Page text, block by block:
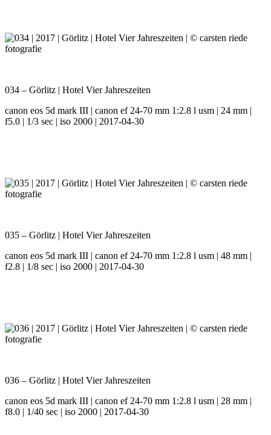
034 – Görlitz | Hotel Vier Jahreszeiten
canon eos 5d mark III | canon ef 24-70 mm 1:2.8 l usm | 24 mm |
f5.0 | 1/3 sec | iso 2000 | 2017-04-30
035 – Görlitz | Hotel Vier Jahreszeiten
canon eos 5d mark III | canon ef 24-70 mm 1:2.8 l usm | 48 mm |
f2.8 | 1/8 sec | iso 2000 | 2017-04-30
036 – Görlitz | Hotel Vier Jahreszeiten
canon eos 5d mark III | canon ef 24-70 mm 1:2.8 l usm | 28 mm |
f8.0 | 1/40 sec | iso 2000 | 2017-04-30